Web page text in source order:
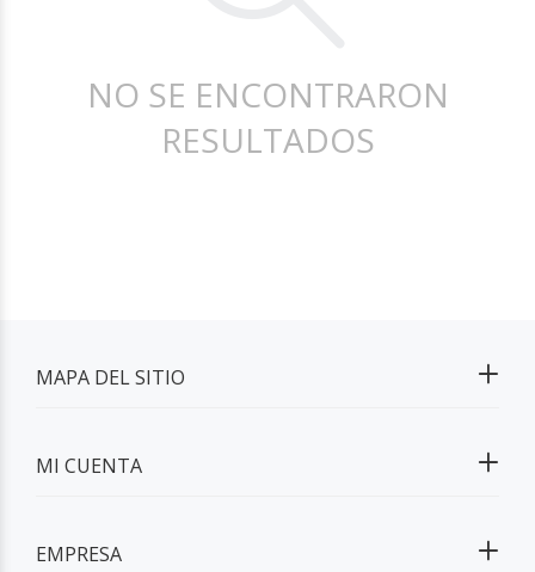
NO SE ENCONTRARON
RESULTADOS
MAPA DEL SITIO
MI CUENTA
EMPRESA